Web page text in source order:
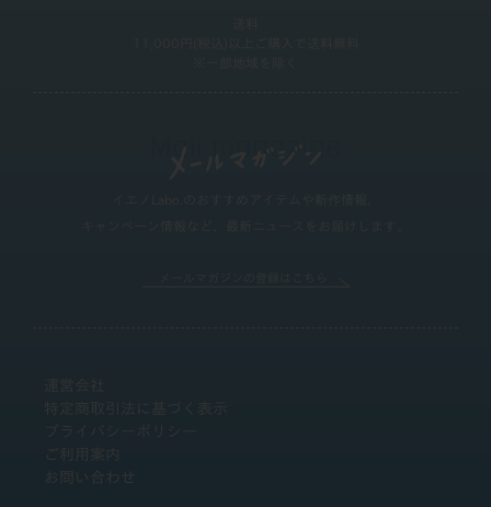
運営会社
特定商取引法に基づく表示
プライバシーポリシー
ご利用案内
お問い合わせ